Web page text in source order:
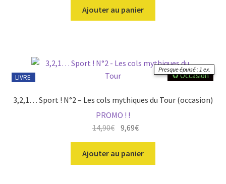
Ajouter au panier
♻️ Occasion
LIVRE
Presque épuisé : 1 ex.
3,2,1… Sport ! N°2 – Les cols mythiques du Tour (occasion)
PROMO ! !
Le
prix
initial
était :
14,90€Le
prix
actuel
est :
9,69€
Ajouter au panier